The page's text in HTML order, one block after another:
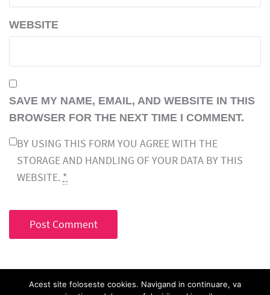
WEBSITE
SAVE MY NAME, EMAIL, AND WEBSITE IN THIS
BROWSER FOR THE NEXT TIME I COMMENT.
BY USING THIS FORM YOU AGREE WITH THE
STORAGE AND HANDLING OF YOUR DATA BY THIS
WEBSITE. *
Acest site foloseste cookies. Navigand in continuare, va